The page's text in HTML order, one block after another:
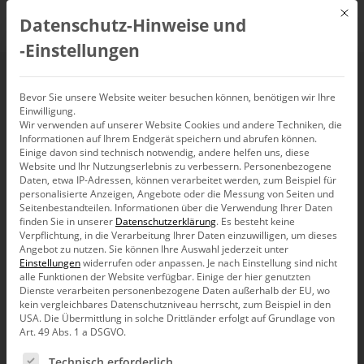
Blogs
Neuigkeiten im Kontext – fundiert,
praxisnah, anwendungsorientiert
Kategorie wählen
Mit
Datenschutz-Hinweise und
‑Einstellungen
Bevor Sie unsere Website weiter besuchen können, benötigen wir Ihre
Einwilligung.
Wir verwenden auf unserer Website Cookies und andere Techniken, die
Informationen auf Ihrem Endgerät speichern und abrufen können.
Einige davon sind technisch notwendig, andere helfen uns, diese
Website und Ihr Nutzungserlebnis zu verbessern. Personenbezogene
Daten, etwa IP-Adressen, können verarbeitet werden, zum Beispiel für
personalisierte Anzeigen, Angebote oder die Messung von Seiten und
Seitenbestandteilen. Informationen über die Verwendung Ihrer Daten
finden Sie in unserer Datenschutzerklärung. Es besteht keine
Verpflichtung, in die Verarbeitung Ihrer Daten einzuwilligen, um dieses
Angebot zu nutzen.Sie können Ihre Auswahl jederzeit unter
Einstellungenwiderrufen oder anpassen. Je nach Einstellung sind nicht
alle Funktionen der Website verfügbar. Einige der hier genutzten
Dienste verarbeiten personenbezogene Daten außerhalb der EU, wo
kein vergleichbares Datenschutzniveau herrscht, zum Beispiel in den
USA. Die Übermittlung in solche Drittländer erfolgt auf Grundlage von
Art. 49 Abs. 1 a DSGVO.
Es folgt eine Liste der Service-Gruppen, für die eine